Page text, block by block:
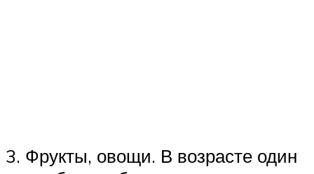
3. Фрукты, овощи. В возрасте один